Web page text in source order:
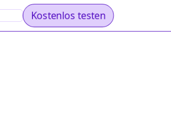
Kostenlos testen